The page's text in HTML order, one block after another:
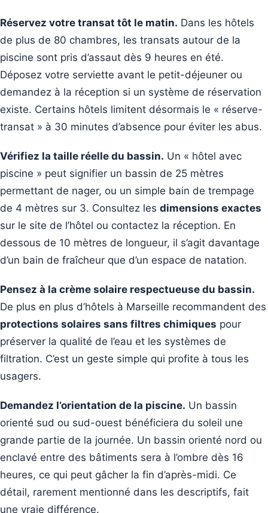
Réservez votre transat tôt le matin. Dans les hôtels
de plus de 80 chambres, les transats autour de la
piscine sont pris d’assaut dès 9 heures en été.
Déposez votre serviette avant le petit-déjeuner ou
demandez à la réception si un système de réservation
existe. Certains hôtels limitent désormais le « réserve-
transat » à 30 minutes d’absence pour éviter les abus.
Vérifiez la taille réelle du bassin. Un « hôtel avec
piscine » peut signifier un bassin de 25 mètres
permettant de nager, ou un simple bain de trempage
de 4 mètres sur 3. Consultez les dimensions exactes
sur le site de l’hôtel ou contactez la réception. En
dessous de 10 mètres de longueur, il s’agit davantage
d’un bain de fraîcheur que d’un espace de natation.
Pensez à la crème solaire respectueuse du bassin.
De plus en plus d’hôtels à Marseille recommandent des
protections solaires sans filtres chimiques pour
préserver la qualité de l’eau et les systèmes de
filtration. C’est un geste simple qui profite à tous les
usagers.
Demandez l’orientation de la piscine. Un bassin
orienté sud ou sud-ouest bénéficiera du soleil une
grande partie de la journée. Un bassin orienté nord ou
enclavé entre des bâtiments sera à l’ombre dès 16
heures, ce qui peut gâcher la fin d’après-midi. Ce
détail, rarement mentionné dans les descriptifs, fait
une vraie différence.